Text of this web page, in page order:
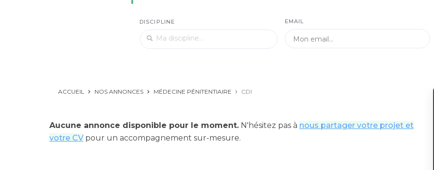
DISCIPLINE EMAIL
ACCUEIL NOS ANNONCES MÉDECINE PÉNITENTIAIRE CDI
Aucune annonce disponible pour le moment. N'hésitez pas à nous partager votre projet et
votre CVpour un accompagnement sur-mesure.